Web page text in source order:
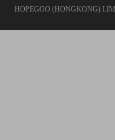
HOPEGOO (HONGKONG)